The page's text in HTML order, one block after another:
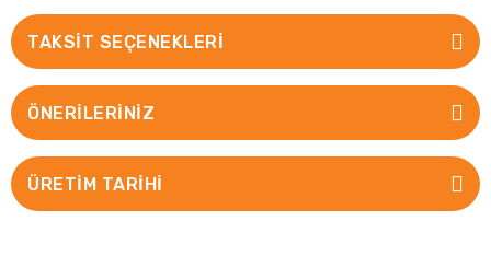
TAKSIT SEÇENEKLERI
ÖNERILERINIZ
ÜRETİM TARİHİ